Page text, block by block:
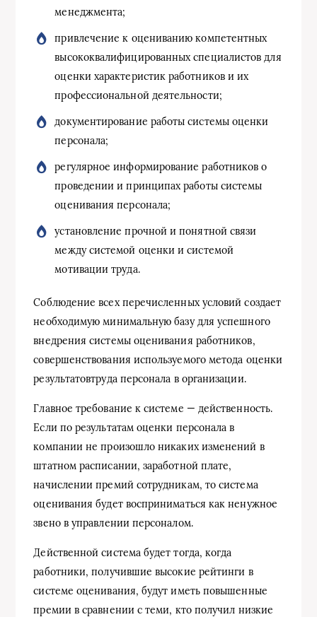
менеджмента;
привлечение к оцениванию компетентных
высококвалифицированных специалистов для
оценки характеристик работников и их
профессиональной деятельности;
документирование работы системы оценки
персонала;
регулярное информирование работников о
проведении и принципах работы системы
оценивания персонала;
установление прочной и понятной связи
между системой оценки и системой
мотивации труда.
Соблюдение всех перечисленных условий создает
необходимую минимальную базу для успешного
внедрения системы оценивания работников,
совершенствования используемого метода оценки
результатовтруда персонала в организации.
Главное требование к системе — действенность.
Если по результатам оценки персонала в
компании не произошло никаких изменений в
штатном расписании, заработной плате,
начислении премий сотрудникам, то система
оценивания будет восприниматься как ненужное
звено в управлении персоналом.
Действенной система будет тогда, когда
работники, получившие высокие рейтинги в
системе оценивания, будут иметь повышенные
премии в сравнении с теми, кто получил низкие